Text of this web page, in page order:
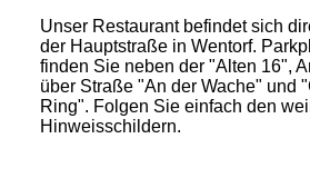
Unser Restaurant befindet sich
der Hauptstraße in Wentorf.
finden Sie neben der "Alten 16",
über Straße "An der Wache" und
Ring". Folgen Sie einfach den
Hinweisschildern.